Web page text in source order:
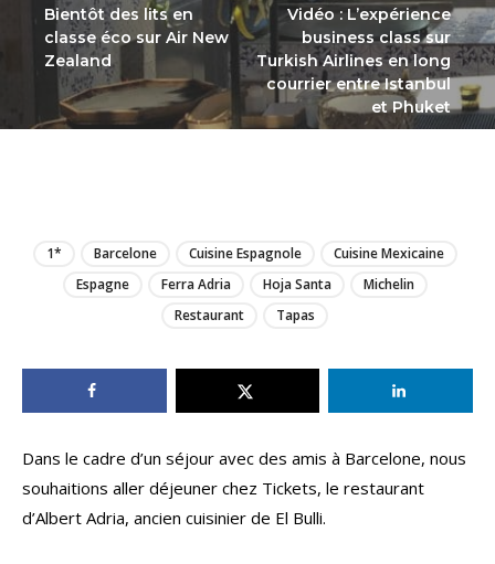
Bientôt des lits en
classe éco sur Air New
Zealand
Vidéo : L’expérience
business class sur
Turkish Airlines en long
courrier entre Istanbul
et Phuket
1* Barcelone Cuisine Espagnole
Cuisine Mexicaine
Espagne
Ferra Adria Hoja Santa
Michelin
Restaurant
Tapas
Dans le cadre d’un séjour avec des amis à Barcelone, nous
souhaitions aller déjeuner chez Tickets, le restaurant
d’Albert Adria, ancien cuisinier de El Bulli.